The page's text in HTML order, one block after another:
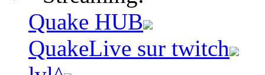
Quake HUB
QuakeLive sur twitch